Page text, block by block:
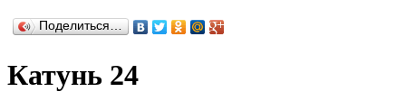
Поделиться…
Катунь 24